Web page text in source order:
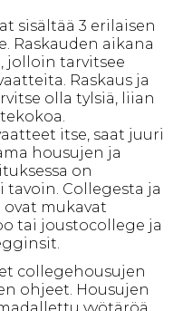
sisältää 3 erilaisen
Raskauden aikana
jolloin tarvitsee
Raskaus ja
olla tylsiä, liian
itse, saat juuri
housujen ja
on
tavoin. Collegesta ja
mukavat
tai joustocollege ja
collegehousujen
ohjeet. Housujen